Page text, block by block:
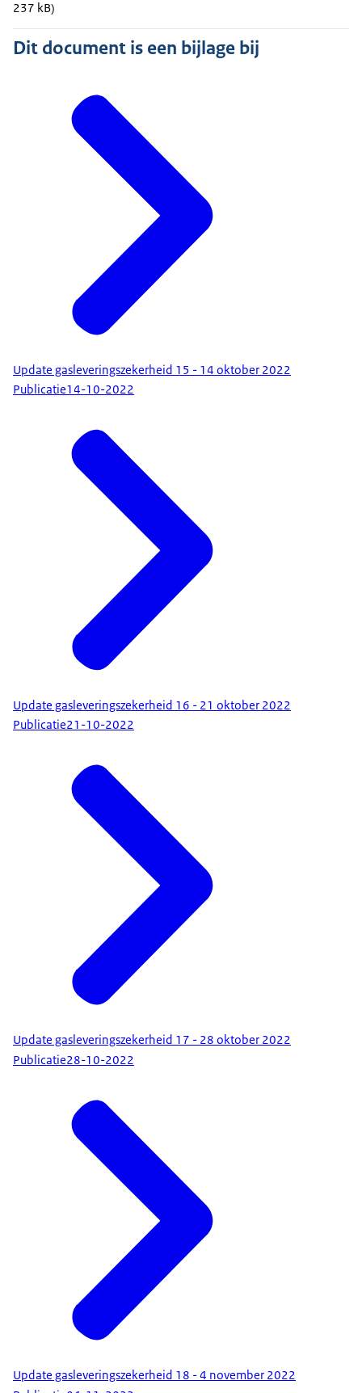
237 kB)
Dit document is een bijlage bij
Update gasleveringszekerheid 15 - 14 oktober 2022
Publicatie14-10-2022
Update gasleveringszekerheid 16 - 21 oktober 2022
Publicatie21-10-2022
Update gasleveringszekerheid 17 - 28 oktober 2022
Publicatie28-10-2022
Update gasleveringszekerheid 18 - 4 november 2022